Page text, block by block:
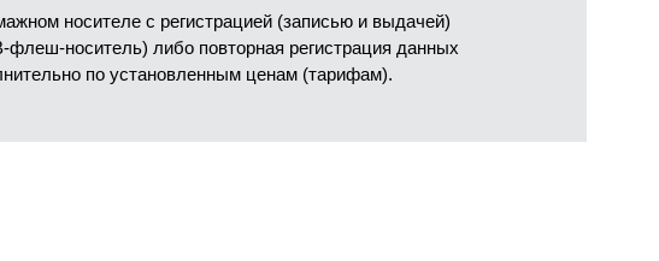
носителе с регистрацией (записью и выдачей)
флеш-носитель) либо повторная регистрация данных
по установленным ценам (тарифам).